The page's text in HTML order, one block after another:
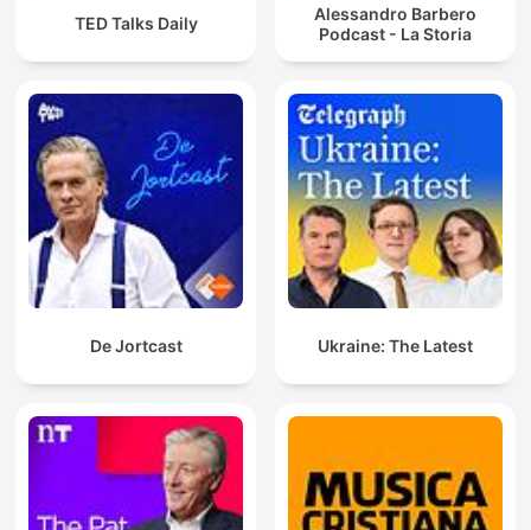
TED Talks Daily
Alessandro Barbero
Podcast - La Storia
De Jortcast Ukraine: The Latest